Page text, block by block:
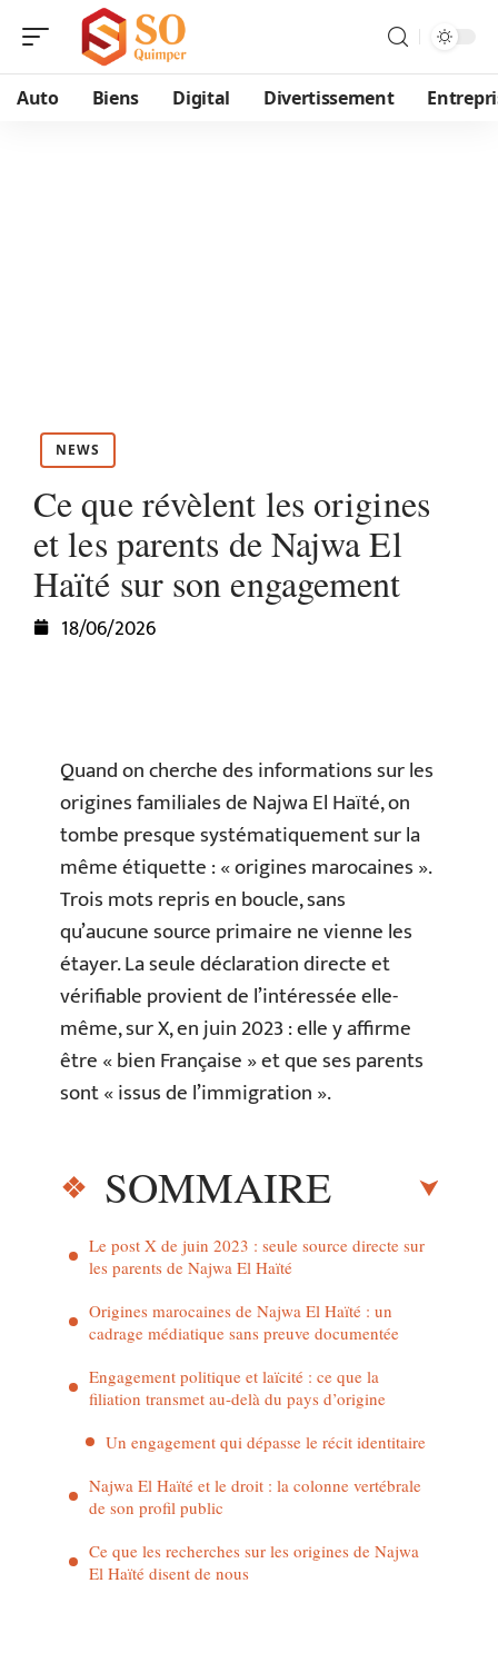
Auto Biens Digital Divertissement
NEWS
Ce que révèlent les origines
et les parents de Najwa El
Haïté sur son engagement
18/06/2026
Quand on cherche des informations sur les
origines familiales de Najwa El Haïté, on
tombe presque systématiquement sur la
même étiquette : « origines marocaines ».
Trois mots repris en boucle, sans
qu’aucune source primaire ne vienne les
étayer. La seule déclaration directe et
vérifiable provient de l’intéressée elle-
même, sur X, en juin 2023 : elle y affirme
être « bien Française » et que ses parents
sont « issus de l’immigration ».
SOMMAIRE
Le post X de juin 2023 : seule source directe sur
les parents de Najwa El Haïté
Origines marocaines de Najwa El Haïté : un
cadrage médiatique sans preuve documentée
Engagement politique et laïcité : ce que la
filiation transmet au-delà du pays d’origine
Un engagement qui dépasse le récit identitaire
Najwa El Haïté et le droit : la colonne vertébrale
de son profil public
Ce que les recherches sur les origines de Najwa
El Haïté disent de nous